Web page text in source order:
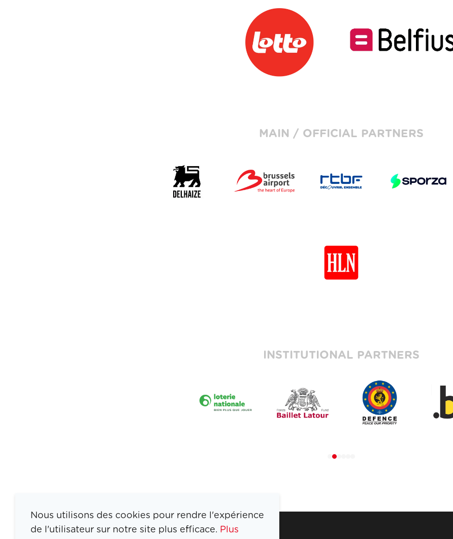
MAIN / OFFICIAL PARTNERS
INSTITUTIONAL PARTNERS
Nous utilisons des cookies pour rendre l'expérience
de l'utilisateur sur notre site plus efficace. Plus